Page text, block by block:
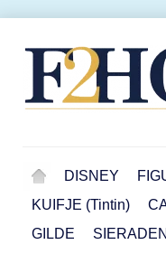
DISNEY
KUIFJE (Tintin)
GILDE
SIERADEN